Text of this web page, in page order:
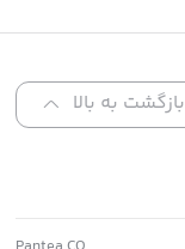
بازگشت به بالا